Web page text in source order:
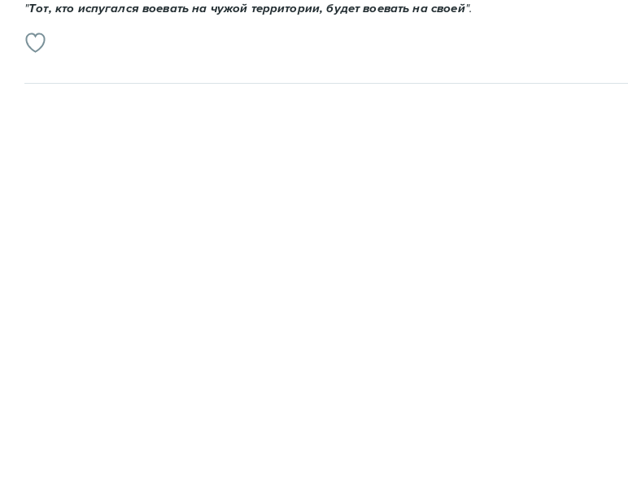
"Тот, кто испугался воевать на чужой территории, будет воевать на своей".